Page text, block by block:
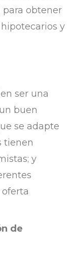
para obtener
y
ser una
buen
se adapte
tienen
y
de